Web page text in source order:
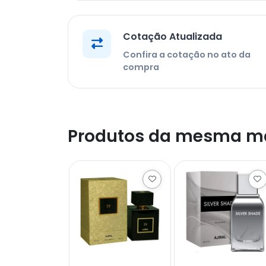
Cotação Atualizada
Confira a cotação no ato da
compra
Produtos da mesma